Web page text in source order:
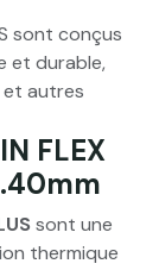
sont conçus
et durable,
et autres
FLEX
sont une
thermique